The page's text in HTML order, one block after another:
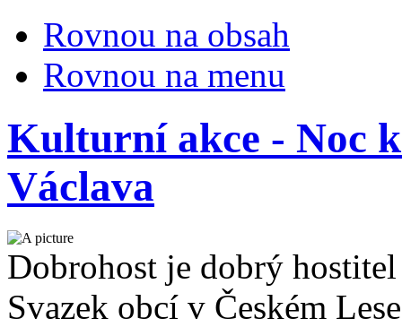
Rovnou na obsah
Rovnou na menu
Kulturní akce - Noc
Václava
Dobrohost je dobrý hostitel
Svazek obcí v Českém Lese